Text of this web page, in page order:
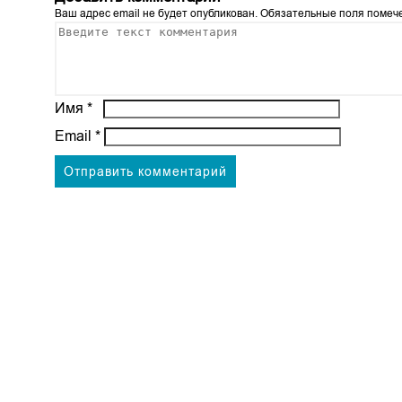
Ваш адрес email не будет опубликован. Обязательные поля
Имя*
Email*